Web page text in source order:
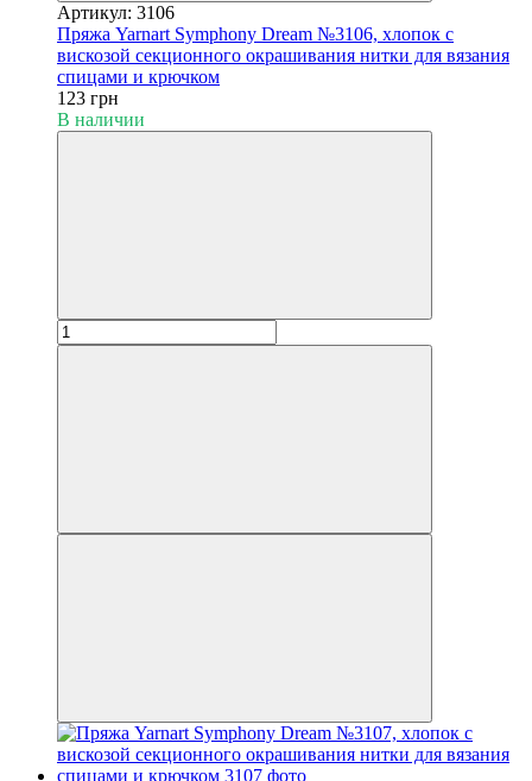
Артикул: 3106
Пряжа Yarnart Symphony Dream №3106, хлопок с
вискозой секционного окрашивания нитки для вязания
спицами и крючком
123 грн
В наличии